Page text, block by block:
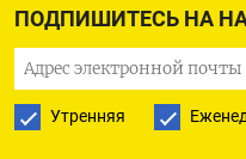
ПОДПИШИТЕСЬ НА
Утренняя
что, в общем,
Последний его резерв
на казначейских